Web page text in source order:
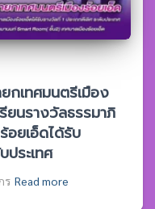
กเทศมนตรีเมือง
ยนรางวัลธรรมาภิ
อยเอ็ดได้รับ
ประเทศ
ร Read more